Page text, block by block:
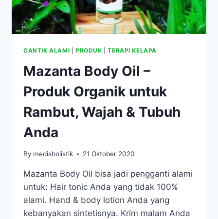
CANTIK ALAMI PRODUK |TERAPI KELAPA
Mazanta Body Oil –
Produk Organik untuk
Rambut, Wajah & Tubuh
Anda
By medisholistik 21 Oktober 2020
Mazanta Body Oil bisa jadi pengganti alami
untuk: Hair tonic Anda yang tidak 100%
alami. Hand & body lotion Anda yang
kebanyakan sintetisnya. Krim malam Anda